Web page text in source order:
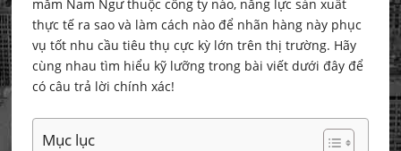
mắm Nam Ngư thuộc công ty nào, năng lực sản xuất
thực tế ra sao và làm cách nào để nhãn hàng này phục
vụ tốt nhu cầu tiêu thụ cực kỳ lớn trên thị trường. Hãy
cùng nhau tìm hiểu kỹ lưỡng trong bài viết dưới đây để
có câu trả lời chính xác!
Mục lục